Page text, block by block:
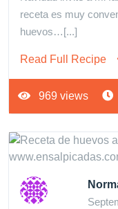
receta es muy
huevos…[...]
Read Full Recipe
969 views